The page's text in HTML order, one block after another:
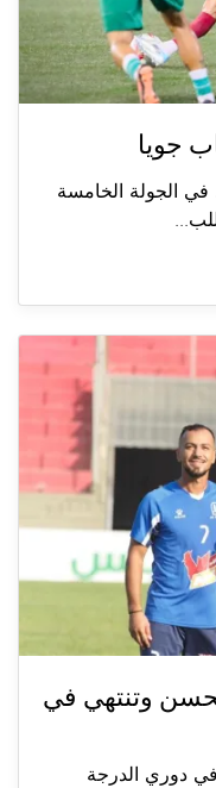
جويا
الأنصار على جويا الرياضي 2-1، في الجولة الخامسة
وتنتهي في
دوري الدرجة